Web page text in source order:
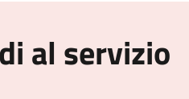
al servizio